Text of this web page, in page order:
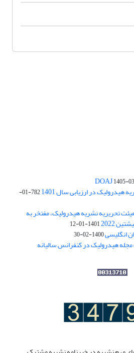
1405-
در ارزیابی سال 1401
782-01-
تحریریه نشریه هیدرولیک، مفتخر به
2022
1401-01-12
انگلیسی1400-02-30
هیدرولیک در کنفرانس سالیانه